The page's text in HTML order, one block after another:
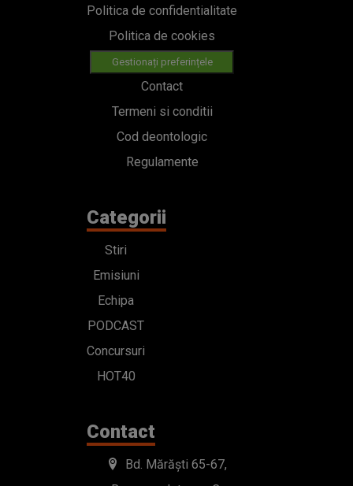
Politica de confidentialitate
Politica de cookies
Gestionați preferințele
Contact
Termeni si conditii
Cod deontologic
Regulamente
Categorii
Stiri
Emisiuni
Echipa
PODCAST
Concursuri
HOT40
Contact
Bd. Mărăști 65-67,